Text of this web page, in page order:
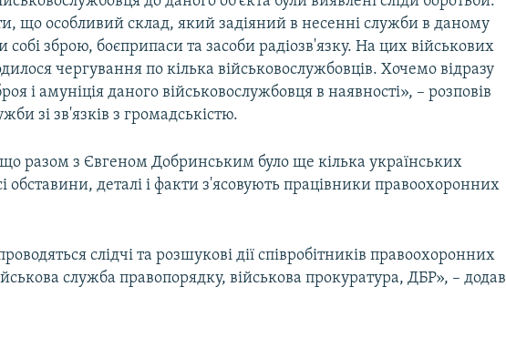
що особливий склад, який задіяний в несенні служби в даному
собі зброю, боєприпаси та засоби радіозв'язку. На цих військових
чергування по кілька військовослужбовців. Хочемо відразу
і амуніція даного військовослужбовця в наявності», – розповів
зі зв'язків з громадськістю.
разом з Євгеном Добринським було ще кілька українських
обставини, деталі і факти з'ясовують працівники правоохоронних
слідчі та розшукові дії співробітників правоохоронних
служба правопорядку, військова прокуратура, ДБР», – додав